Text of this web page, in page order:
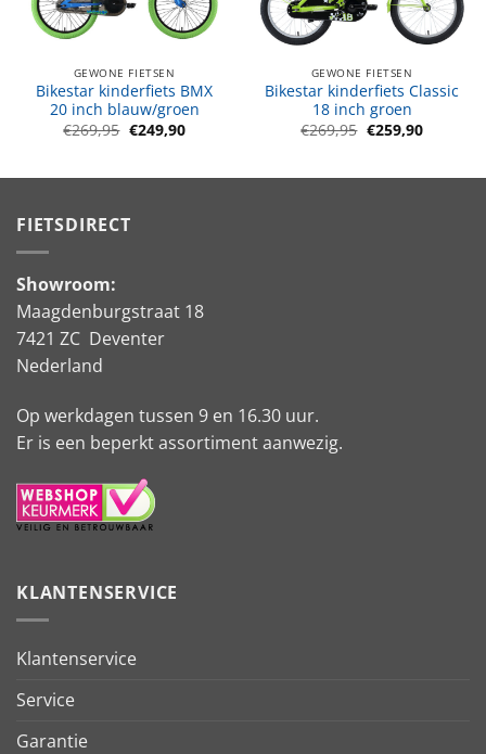
GEWONE FIETSEN
Bikestar kinderfiets BMX
20 inch blauw/groen
€269,95 Oorspronkelijke
prijs
€249,90Huidige
prijs
GEWONE FIETSEN
Bikestar kinderfiets Classic
18 inch groen
€269,95 Oorspronkelijke
prijs
€259,90Huidige
prijs
FIETSDIRECT
Showroom:
Maagdenburgstraat 18
7421 ZC Deventer
Nederland
Op werkdagen tussen 9 en 16.30 uur.
Er is een beperkt assortiment aanwezig.
KLANTENSERVICE
Klantenservice
Service
Garantie